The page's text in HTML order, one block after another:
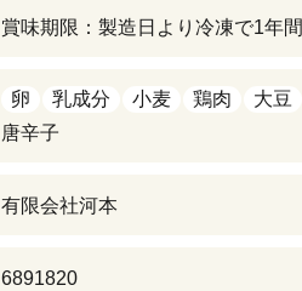
賞味期限：製造日より冷凍で1年間
卵 乳成分 小麦 鶏肉 大豆
唐辛子
有限会社河本
6891820